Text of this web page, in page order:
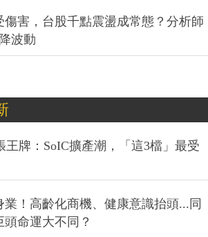
傷害，台股千點震盪成常態？分析師
波動
王牌：SoIC擴產潮，「這3檔」最受
！高齡化商機、健康意識抬頭...同
命運大不同？